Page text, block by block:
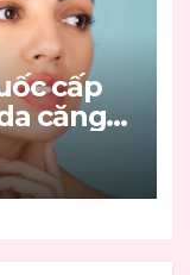
cấp
căng